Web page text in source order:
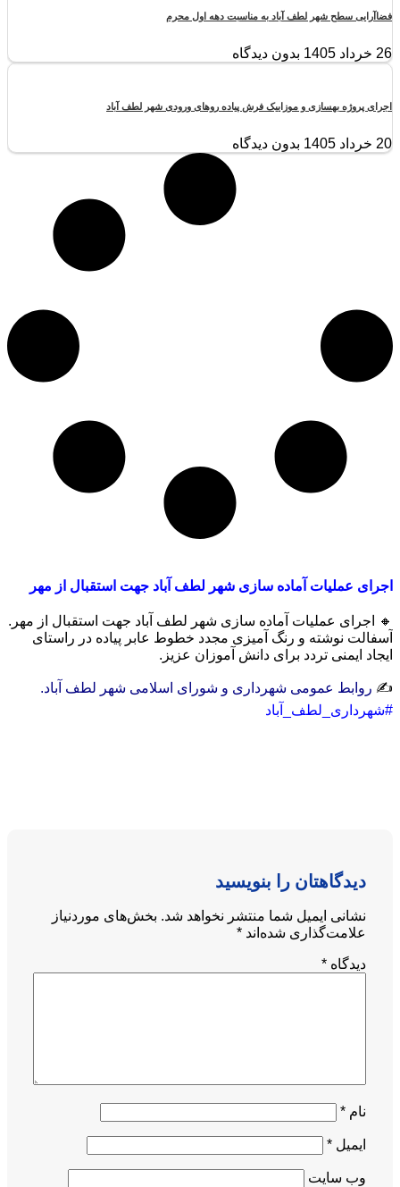
فضاآرایی سطح شهر لطف آباد به مناسبت دهه اول محرم
26 خرداد 1405 بدون دیدگاه
اجرای پروژه بهسازی و موزاییک فرش پیاده روهای ورودی شهر لطف آباد
20 خرداد 1405 بدون دیدگاه
اجرای عملیات آماده سازی شهر لطف آباد جهت استقبال از مهر
🔸
اجرای عملیات آماده سازی شهر لطف آباد جهت استقبال از مهر.
آسفالت نوشته و رنگ آمیزی مجدد خطوط عابر پیاده در راستای
ایجاد ایمنی تردد برای دانش آموزان عزیز.
✍️ روابط عمومی شهرداری و شورای اسلامی شهر لطف آباد.
#شهرداری_لطف_آباد
دیدگاهتان را بنویسید
نشانی ایمیل شما منتشر نخواهد شد. بخش‌های موردنیاز
علامت‌گذاری شده‌اند *
دیدگاه *
نام *
ایمیل *
وب‌ سایت